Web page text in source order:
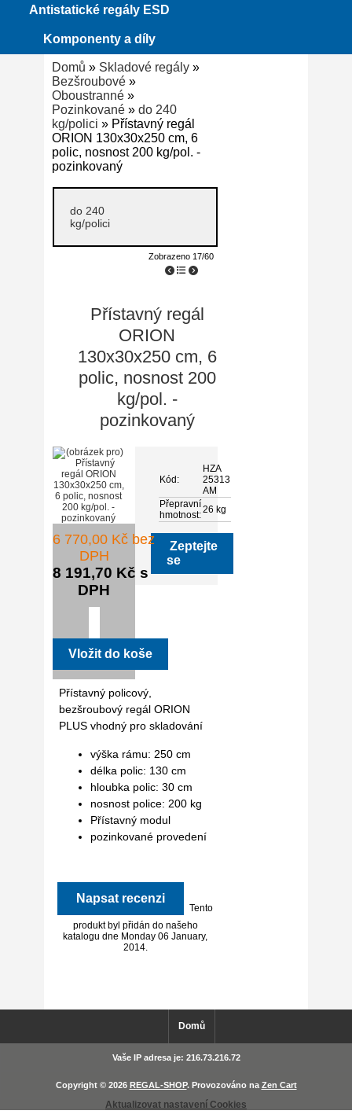
Antistatické regály ESD
Komponenty a díly
Domů » Skladové regály»
Bezšroubové»
Oboustranné»
Pozinkované» do 240
kg/polici » Přístavný regál
ORION 130x30x250 cm, 6
polic, nosnost 200 kg/pol. -
pozinkovaný
do 240
kg/polici
Zobrazeno 17/60
Přístavný regál
ORION
130x30x250 cm, 6
polic, nosnost 200
kg/pol. -
pozinkovaný
Kód:
HZA
25313
AM
Přepravní
hmotnost:26 kg
Zeptejte
se
6 770,00 Kč bez
DPH
8 191,70 Kč s
DPH
Přístavný policový,
bezšroubový regál ORION
PLUS vhodný pro skladování
výška rámu: 250 cm
délka polic: 130 cm
hloubka polic: 30 cm
nosnost police: 200 kg
Přístavný modul
pozinkované provedení
Napsat recenzi
Tento
produkt byl přidán do našeho
katalogu dne Monday 06 January,
2014.
Domů
Vaše IP adresa je: 216.73.216.72
Copyright © 2026 REGAL-SHOP. Provozováno na Zen Cart
Aktualizovat nastavení Cookies